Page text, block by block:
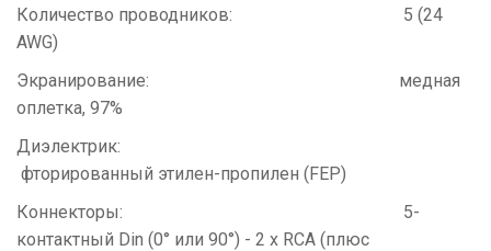
Количество проводников: 5 (24
AWG)
Экранирование: медная
оплетка, 97%
Диэлектрик:
фторированный этилен-пропилен (FEP)
Коннекторы: 5-
контактный Din (0° или 90°) - 2 х RCA (плюс